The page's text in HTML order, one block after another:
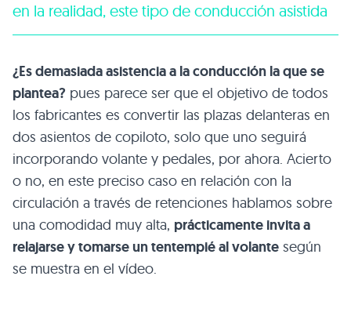
en la realidad, este tipo de conducción asistida
¿Es demasiada asistencia a la conducción la que se
plantea? pues parece ser que el objetivo de todos
los fabricantes es convertir las plazas delanteras en
dos asientos de copiloto, solo que uno seguirá
incorporando volante y pedales, por ahora. Acierto
o no, en este preciso caso en relación con la
circulación a través de retenciones hablamos sobre
una comodidad muy alta, prácticamente invita a
relajarse y tomarse un tentempié al volante según
se muestra en el vídeo.